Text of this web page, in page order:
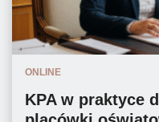
ONLINE
KPA w praktyce